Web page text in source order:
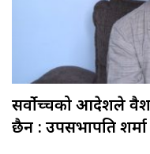
सर्वोच्चको आदेशले
छैन : उपसभापति शर्मा